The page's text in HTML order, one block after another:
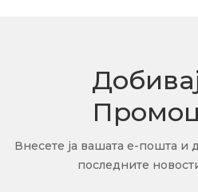
Внесете ја вашата е-пошта и
последните